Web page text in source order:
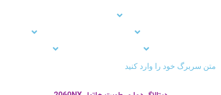
متن سربرگ خود را وارد کنید